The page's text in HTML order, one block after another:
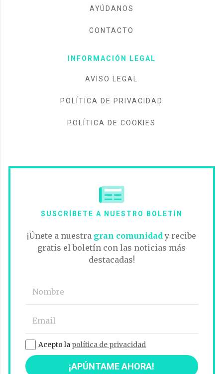
AYÚDANOS
CONTACTO
INFORMACIÓN LEGAL
AVISO LEGAL
POLÍTICA DE PRIVACIDAD
POLÍTICA DE COOKIES
SUSCRÍBETE A NUESTRO BOLETÍN
¡Únete a nuestra gran comunidad y recibe
gratis el boletín con las noticias más
destacadas!
Acepto la política de privacidad